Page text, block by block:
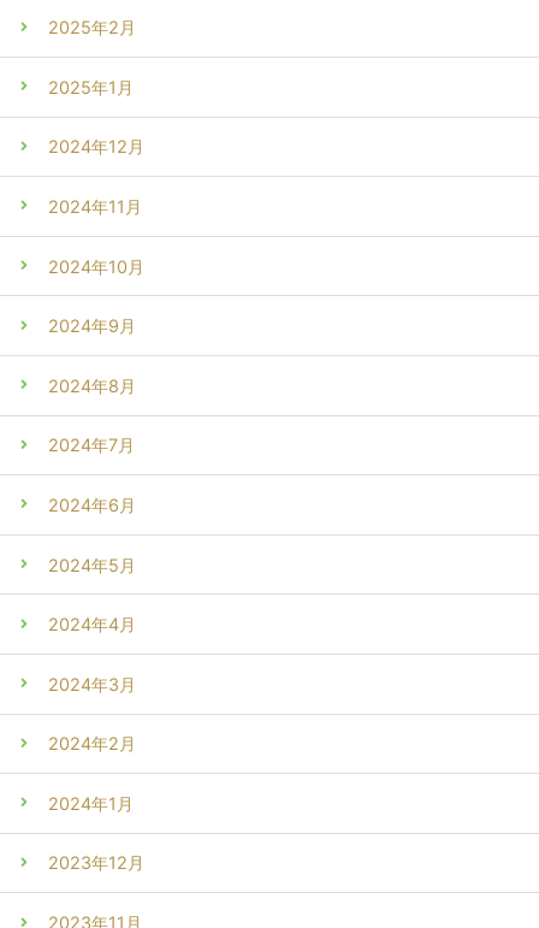
2025年2月
2025年1月
2024年12月
2024年11月
2024年10月
2024年9月
2024年8月
2024年7月
2024年6月
2024年5月
2024年4月
2024年3月
2024年2月
2024年1月
2023年12月
2023年11月